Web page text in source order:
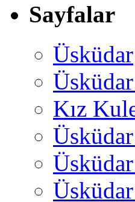
Sayfalar
Üsküdar
Kız